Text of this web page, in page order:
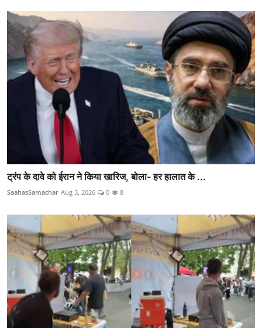
ट्रंप के दावे को ईरान ने किया खारिज, बोला- हर हालात के ...
SaahasSamachar Aug 3, 2026 0 8